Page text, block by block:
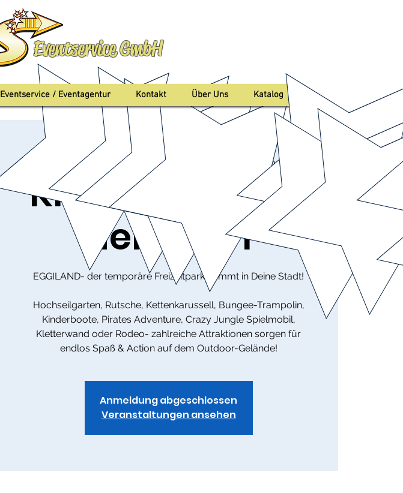
Eventservice GmbH
Eventservice / Eventagentur Kontakt Über Uns Katalog
So., 15. Aug.
  |
Bad Nenndorf Kurpark (Muschel)
Kinderland Bad
Nenndorf
EGGILAND- der temporäre Freizeitpark kommt in Deine Stadt!
Hochseilgarten, Rutsche, Kettenkarussell, Bungee-Trampolin,
Kinderboote, Pirates Adventure, Crazy Jungle Spielmobil,
Kletterwand oder Rodeo- zahlreiche Attraktionen sorgen für
endlos Spaß & Action auf dem Outdoor-Gelände!
Anmeldung abgeschlossen
Veranstaltungen ansehen